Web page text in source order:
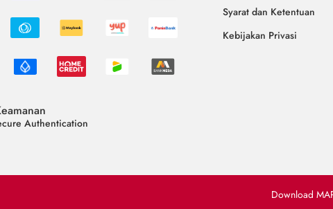
Authentication
Syarat dan Ketentuan
Kebijakan Privasi
Download